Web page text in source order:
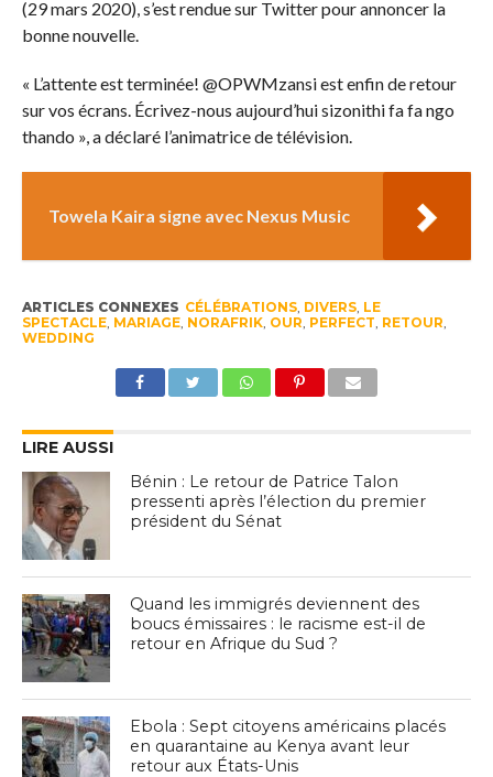
(29 mars 2020), s’est rendue sur Twitter pour annoncer la
bonne nouvelle.
« L’attente est terminée! @OPWMzansi est enfin de retour
sur vos écrans. Écrivez-nous aujourd’hui sizonithi fa fa ngo
thando », a déclaré l’animatrice de télévision.
Towela Kaira signe avec Nexus Music
ARTICLES CONNEXES CÉLÉBRATIONS, DIVERS, LE
SPECTACLE, MARIAGE, NORAFRIK, OUR PERFECT RETOUR
WEDDING
LIRE AUSSI
Bénin : Le retour de Patrice Talon
pressenti après l’élection du premier
président du Sénat
Quand les immigrés deviennent des
boucs émissaires : le racisme est-il de
retour en Afrique du Sud ?
Ebola : Sept citoyens américains placés
en quarantaine au Kenya avant leur
retour aux États-Unis